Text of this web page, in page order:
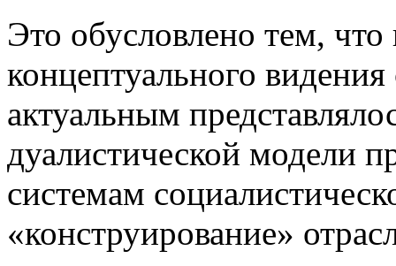
Это обусловлено тем,
концептуального
актуальным
дуалистической модели
системам
«конструирование»